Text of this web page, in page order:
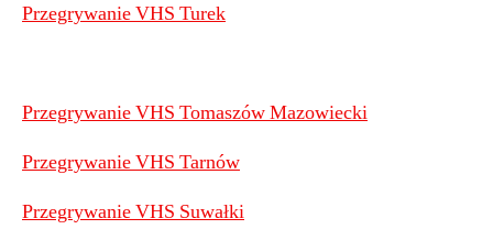
Przegrywanie VHS Turek
Przegrywanie VHS Tomaszów Mazowiecki
Przegrywanie VHS Tarnów
Przegrywanie VHS Suwałki